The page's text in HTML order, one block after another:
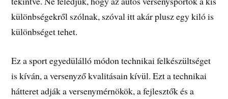
különbségekről szólnak, szóval itt akár plusz egy kiló is
különbséget tehet.
Ez a sport egyedülálló módon technikai felkészültséget
is kíván, a versenyző kvalitásain kívül. Ezt a technikai
hátteret adják a versenymérnökök, a fejlesztők és a